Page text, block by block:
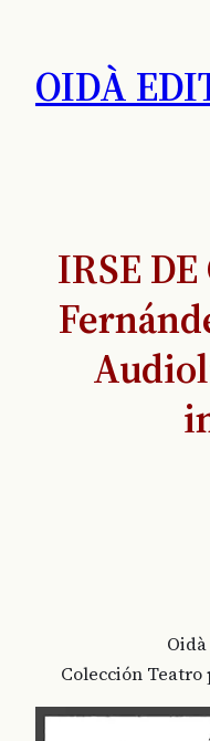
contenido
OIDÀ
IRSE
Colección